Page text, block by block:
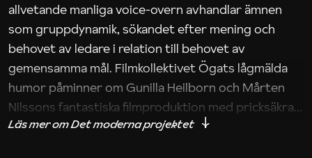
allvetande manliga voice-overn avhandlar ämnen
som gruppdynamik, sökandet efter mening och
behovet av ledare i relation till behovet av
gemensamma mål. Filmkollektivet Ögats lågmälda
humor påminner om Gunilla Heilborn och Mårten
Nilssons fantastiska filmproduktion med pricksäkra
iakttagelser om hur svårt det kan vara att omsätta